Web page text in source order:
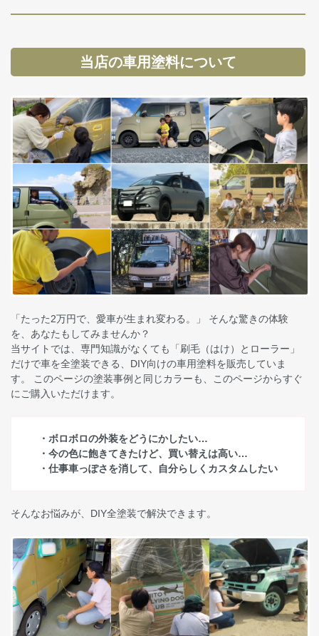
当店の車用塗料について
「たった2万円で、愛車が生まれ変わる。」 そんな驚きの体験
を、あなたもしてみませんか？
当サイトでは、専門知識がなくても「刷毛（はけ）とローラー」
だけで車を全塗装できる、DIY向けの車用塗料を販売していま
す。 このページの塗装事例と同じカラーも、このページからすぐ
にご購入いただけます。
・ボロボロの外装をどうにかしたい…
・今の色に飽きてきたけど、買い替えは高い…
・仕事車っぽさを消して、自分らしくカスタムしたい
そんなお悩みが、DIY全塗装で解決できます。